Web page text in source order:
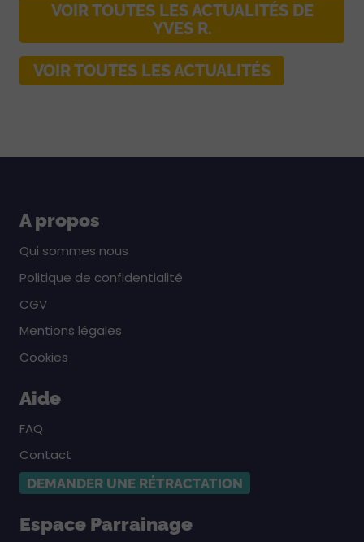
VOIR TOUTES LES ACTUALITÉS DE
YVES R.
VOIR TOUTES LES ACTUALITÉS
A propos
Qui sommes nous
Politique de confidentialité
CGV
Mentions légales
Cookies
Aide
FAQ
Contact
DEMANDER UNE RÉTRACTATION
Espace Parrainage